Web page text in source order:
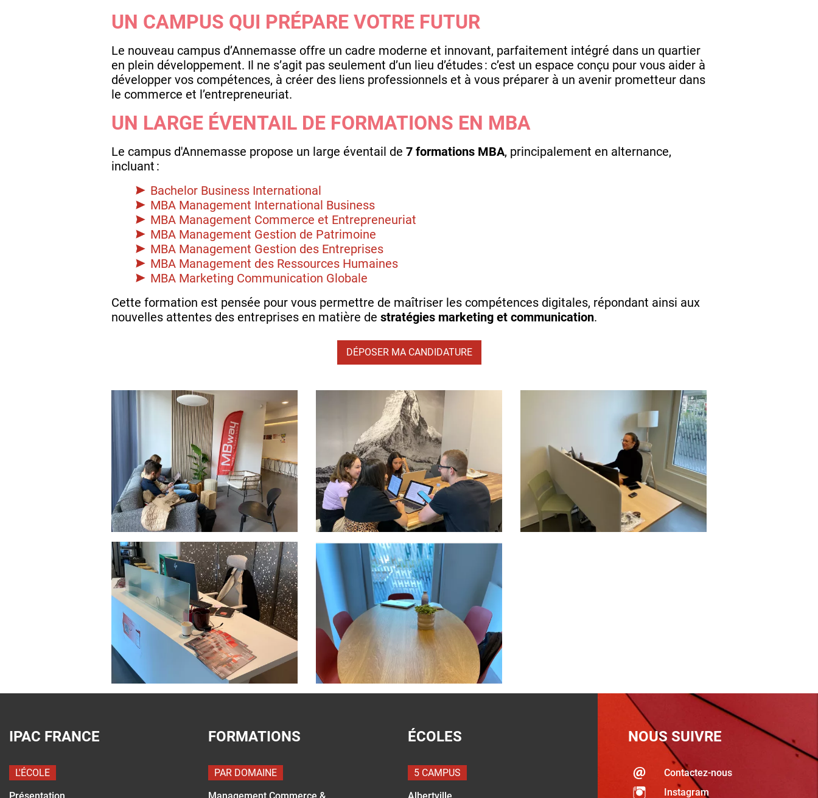
UN CAMPUS QUI PRÉPARE VOTRE FUTUR
Le nouveau campus d’Annemasse offre un cadre moderne et innovant, parfaitement intégré dans un quartier
en plein développement. Il ne s’agit pas seulement d’un lieu d’études : c’est un espace conçu pour vous aider à
développer vos compétences, à créer des liens professionnels et à vous préparer à un avenir prometteur dans
le commerce et l’entrepreneuriat.
UN LARGE ÉVENTAIL DE FORMATIONS EN MBA
Le campus d'Annemasse propose un large éventail de 7 formations MBA, principalement en alternance,
incluant :
Bachelor Business International
MBA Management International Business
MBA Management Commerce et Entrepreneuriat
MBA Management Gestion de Patrimoine
MBA Management Gestion des Entreprises
MBA Management des Ressources Humaines
MBA Marketing Communication Globale
Cette formation est pensée pour vous permettre de maîtriser les compétences digitales, répondant ainsi aux
nouvelles attentes des entreprises en matière de stratégies marketing et communication.
DÉPOSER MA CANDIDATURE
IPAC FRANCE
L'ÉCOLE
Présentation
FORMATIONS
PAR DOMAINE
Management Commerce &
ÉCOLES
5 CAMPUS
Albertville
NOUS SUIVRE
Contactez-nous
Instagram